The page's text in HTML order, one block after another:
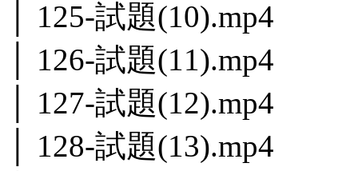
│ 125-試題(10).mp4
│ 126-試題(11).mp4
│ 127-試題(12).mp4
│ 128-試題(13).mp4